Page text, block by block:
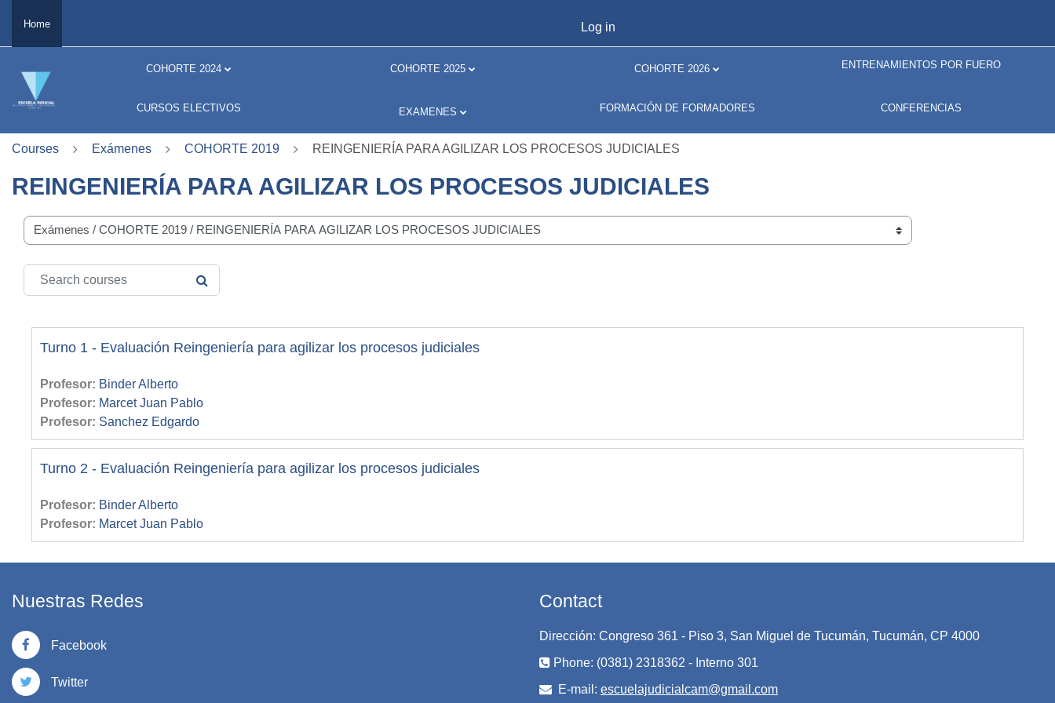
Home Log in
COHORTE 2024 COHORTE 2025 COHORTE 2026 ENTRENAMIENTOS POR FUERO
CURSOS ELECTIVOS EXAMENES FORMACIÓN DE FORMADORES CONFERENCIAS
Courses Exámenes COHORTE 2019 REINGENIERÍA PARA AGILIZAR LOS PROCESOS JUDICIALES
REINGENIERÍA PARA AGILIZAR LOS PROCESOS JUDICIALES
categories
Search courses
SEARCH COURSES
Turno 1 - Evaluación Reingeniería para agilizar los procesos judiciales
Profesor: Binder Alberto
Profesor: Marcet Juan Pablo
Profesor: Sanchez Edgardo
Turno 2 - Evaluación Reingeniería para agilizar los procesos judiciales
Profesor: Binder Alberto
Profesor: Marcet Juan Pablo
Nuestras Redes
Facebook
Twitter
Contact
Dirección: Congreso 361 - Piso 3, San Miguel de Tucumán, Tucumán, CP 4000
Phone: (0381) 2318362 - Interno 301
E-mail: escuelajudicialcam@gmail.com